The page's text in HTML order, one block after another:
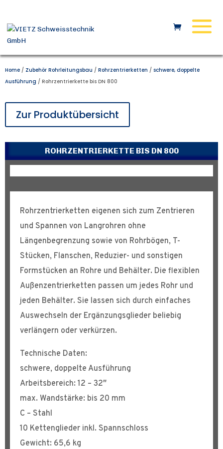
Home / Zubehör Rohrleitungsbau / Rohrzentrierketten / schwere, doppelte
Ausführung / Rohrzentrierkette bis DN 800
Zur Produktübersicht
ROHRZENTRIERKETTE BIS DN 800
Rohrzentrierketten eigenen sich zum Zentrieren
und Spannen von Langrohren ohne
Längenbegrenzung sowie von Rohrbögen, T-
Stücken, Flanschen, Reduzier- und sonstigen
Formstücken an Rohre und Behälter. Die flexiblen
Außenzentrierketten passen um jedes Rohr und
jeden Behälter. Sie lassen sich durch einfaches
Auswechseln der Ergänzungsglieder beliebig
verlängern oder verkürzen.
Technische Daten:
schwere, doppelte Ausführung
Arbeitsbereich: 12 – 32″
max. Wandstärke: bis 20 mm
C – Stahl
10 Kettenglieder inkl. Spannschloss
Gewicht: 65,6 kg